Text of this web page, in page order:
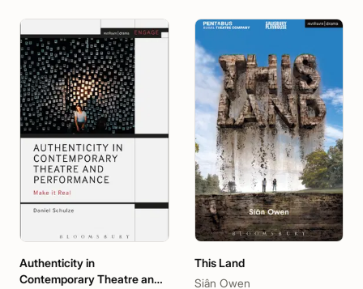
Authenticity in
Contemporary Theatre and
This Land
Siân Owen